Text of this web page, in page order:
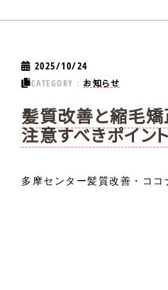
2025/10/24
CATEGORY： お知らせ
髪質改善と縮毛矯
注意すべきポイン
多摩センター髪質改善・コ